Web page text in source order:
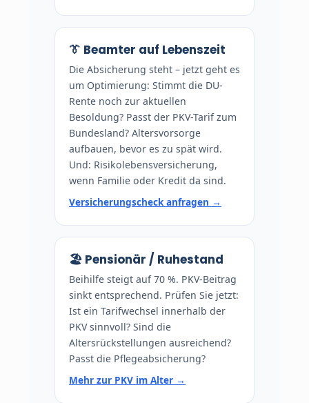
👔 Beamter auf Lebenszeit
Die Absicherung steht – jetzt geht es
um Optimierung: Stimmt die DU-
Rente noch zur aktuellen
Besoldung? Passt der PKV-Tarif zum
Bundesland? Altersvorsorge
aufbauen, bevor es zu spät wird.
Und: Risikolebensversicherung,
wenn Familie oder Kredit da sind.
Versicherungscheck anfragen →
🏖️ Pensionär / Ruhestand
Beihilfe steigt auf 70 %. PKV-Beitrag
sinkt entsprechend. Prüfen Sie jetzt:
Ist ein Tarifwechsel innerhalb der
PKV sinnvoll? Sind die
Altersrückstellungen ausreichend?
Passt die Pflegeabsicherung?
Mehr zur PKV im Alter →